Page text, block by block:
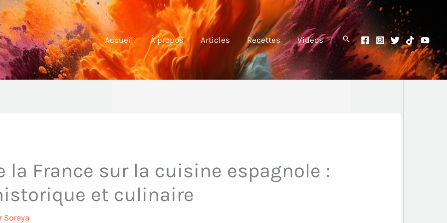
Accueil À propos Articles Recettes Vidéos
la France sur la cuisine espagnole :
et culinaire
Soraya